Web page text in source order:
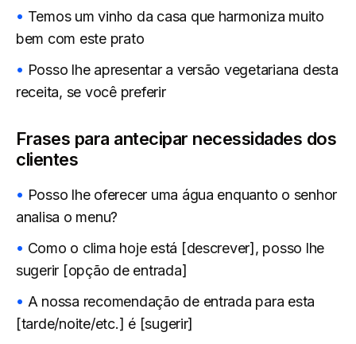
Temos um vinho da casa que harmoniza muito
bem com este prato
Posso lhe apresentar a versão vegetariana desta
receita, se você preferir
Frases para antecipar necessidades dos
clientes
Posso lhe oferecer uma água enquanto o senhor
analisa o menu?
Como o clima hoje está [descrever], posso lhe
sugerir [opção de entrada]
A nossa recomendação de entrada para esta
[tarde/noite/etc.] é [sugerir]